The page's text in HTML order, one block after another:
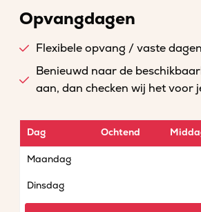
Opvangdagen
Flexibele opvang / vaste
Benieuwd naar de
aan, dan checken wij het voor
Dag Ochtend
Maandag
Dinsdag